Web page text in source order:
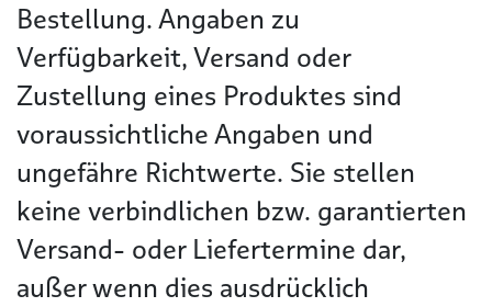
Bestellung. Angaben zu
Verfügbarkeit, Versand oder
Zustellung eines Produktes sind
voraussichtliche Angaben und
ungefähre Richtwerte. Sie stellen
keine verbindlichen bzw. garantierten
Versand- oder Liefertermine dar,
außer wenn dies ausdrücklich